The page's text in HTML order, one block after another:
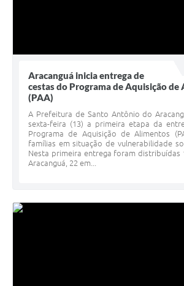
Aracanguá inicia entrega de
cestas do Programa de Aquisição de
(PAA)
A Prefeitura de Santo Antônio do
sexta-feira (13) a primeira etapa da
Programa de Aquisição de Alimentos
famílias em situação de vulnerabilidade
Nesta primeira entrega foram distribuídas
Aracanguá, 22 em...